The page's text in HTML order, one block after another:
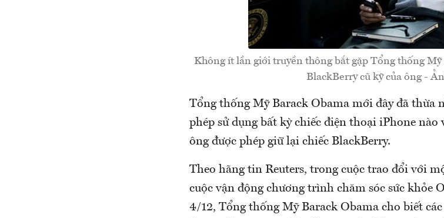
Không ít lần giới truyền thông bắt gặp Tổng thống
BlackBerry cũ kỹ của ông -
Tổng thống Mỹ Barack Obama mới đây đã thừa
phép sử dụng bất kỳ chiếc điện thoại iPhone
ông được phép giữ lại chiếc BlackBerry.
Theo hãng tin Reuters, trong cuộc trao đổi với
cuộc vận động chương trình chăm sóc sức khỏe
4/12, Tổng thống Mỹ Barack Obama cho biết